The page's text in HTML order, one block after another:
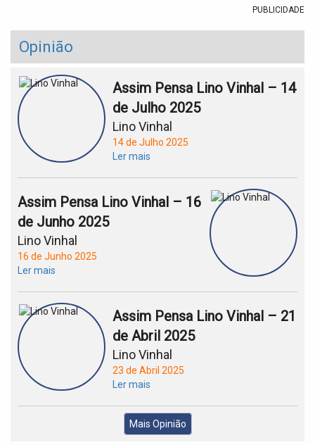
PUBLICIDADE
Opinião
Assim Pensa Lino Vinhal – 14
de Julho 2025
Lino Vinhal
14 de Julho 2025
Ler mais
Assim Pensa Lino Vinhal – 16
de Junho 2025
Lino Vinhal
16 de Junho 2025
Ler mais
Assim Pensa Lino Vinhal – 21
de Abril 2025
Lino Vinhal
23 de Abril 2025
Ler mais
Mais Opinião